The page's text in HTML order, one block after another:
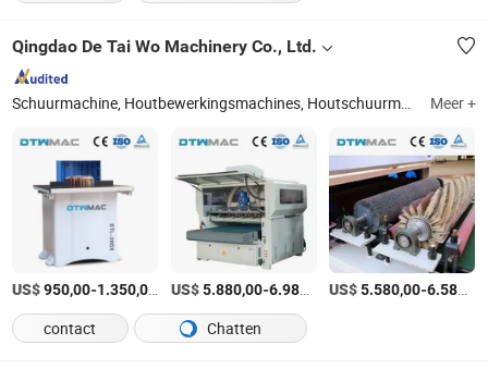
Qingdao De Tai Wo Machinery Co., Ltd.
Schuurmachine, Houtbewerkingsmachines, Houtschuurmachine, Borstelschuurmachine, Sliding Tafelzaag, Trommelschuurmachine, Bandschuurmachine Meer +
US$950,00-1.350,00 /set
US$5.880,00-6.980,00 /set
US$5.580,00-6.580,00
contact
Chatten